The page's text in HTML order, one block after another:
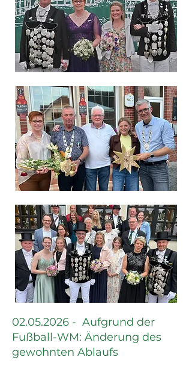
02.05.2026 - Aufgrund der
Fußball-WM: Änderung des
gewohnten Ablaufs